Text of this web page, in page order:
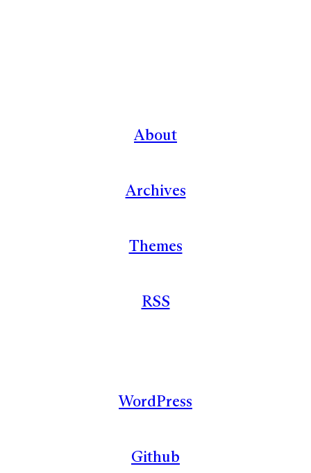
About
Archives
Themes
RSS
WordPress
Github